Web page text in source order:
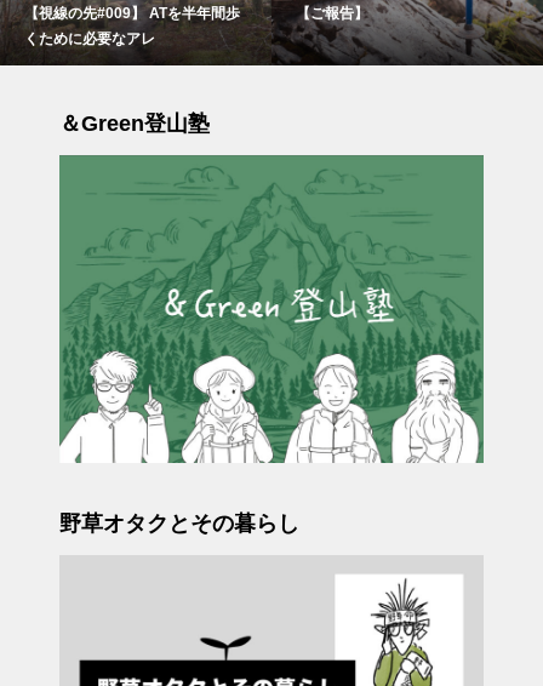
【視線の先#009】 ATを半年間歩
くために必要なアレ
【ご報告】
＆Green登山塾
野草オタクとその暮らし